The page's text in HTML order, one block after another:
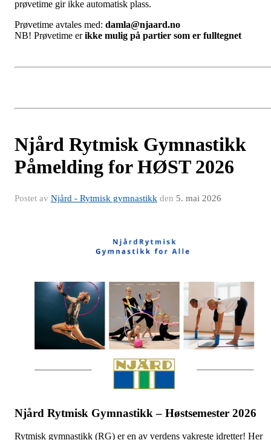
prøvetime gir ikke automatisk plass.
Prøvetime avtales med: damla@njaard.no
NB! Prøvetime erikke mulig på partier som er fulltegnet
Njård Rytmisk Gymnastikk
Påmelding for HØST 2026
Postet av Njård - Rytmisk gymnastikk den 5. mai 2026
Njård Rytmisk Gymnastikk – Høstsemester 2026
Rytmisk gymnastikk (RG) er en av verdens vakreste idretter! Her